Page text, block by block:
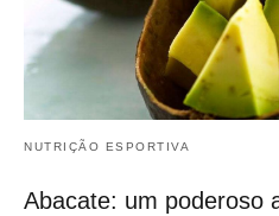
NUTRIÇÃO ESPORTIVA
Abacate: um poderoso